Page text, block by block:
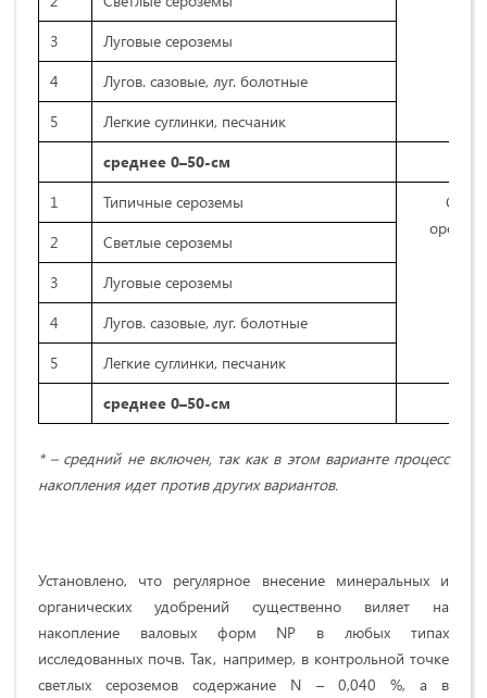
3
Луговые сероземы
4
Лугов. сазовые, луг. болотные
5
Легкие суглинки, песчаник
среднее 0–50-см
1
Типичные сероземы
2
Светлые сероземы
3
Луговые сероземы
4
Лугов. сазовые, луг. болотные
5
Легкие суглинки, песчаник
среднее 0–50-см
* – средний не включен, так как в этом варианте процесс
накопления идет против других вариантов.
Установлено, что регулярное внесение минеральных и
органических удобрений существенно виляет на
накопление валовых форм NP в любых типах
исследованных почв. Так, например, в контрольной точке
светлых сероземов содержание N – 0,040 %, а в